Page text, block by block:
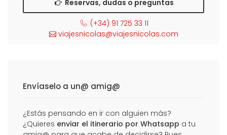
Reservas, dudas o preguntas
(+34) 91 725 33 11
viajesnicolas@viajesnicolas.com
Envíaselo a un@ amig@
¿Estás pensando en ir con alguien más?
¿Quieres enviar el itinerario por Whatsapp a tu